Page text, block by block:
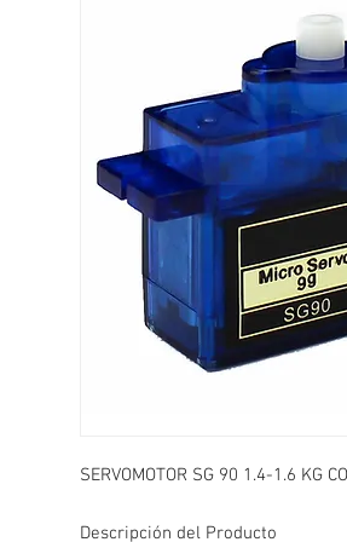
SERVOMOTOR SG 90 1.4-1.6 KG
Descripción del Producto